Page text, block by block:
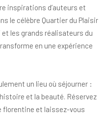
inspirations d’auteurs et
le célèbre Quartier du Plaisir
les grands réalisateurs du
en une expérience
un lieu où séjourner :
et la beauté. Réservez
florentine et laissez-vous